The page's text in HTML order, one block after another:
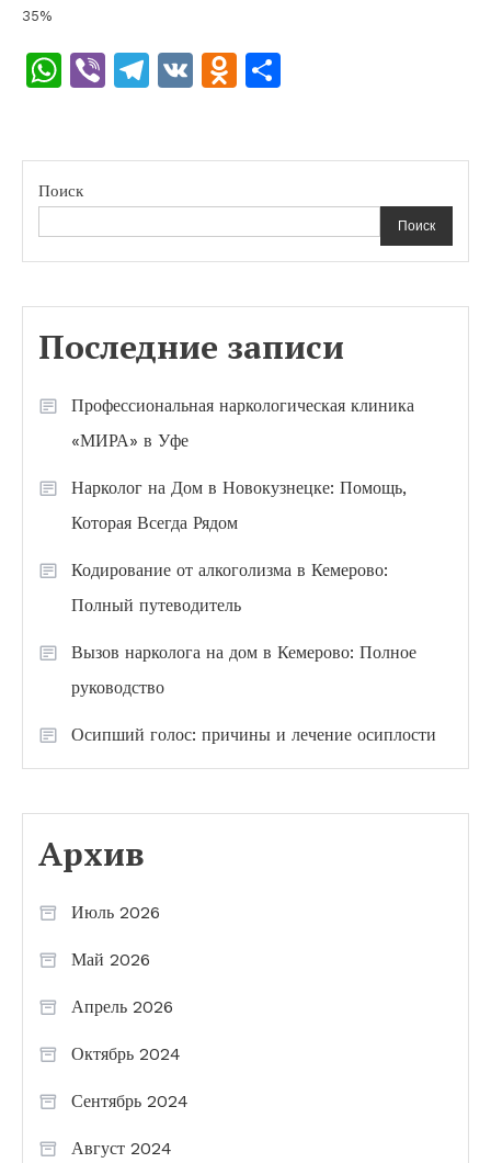
35%
WhatsApp
ViberTelegram
VK Odnoklassniki
Поиск
Поиск
Последние записи
Профессиональная наркологическая клиника
«МИРА» в Уфе
Нарколог на Дом в Новокузнецке: Помощь,
Которая Всегда Рядом
Кодирование от алкоголизма в Кемерово:
Полный путеводитель
Вызов нарколога на дом в Кемерово: Полное
руководство
Осипший голос: причины и лечение осиплости
Архив
Июль 2026
Май 2026
Апрель 2026
Октябрь 2024
Сентябрь 2024
Август 2024